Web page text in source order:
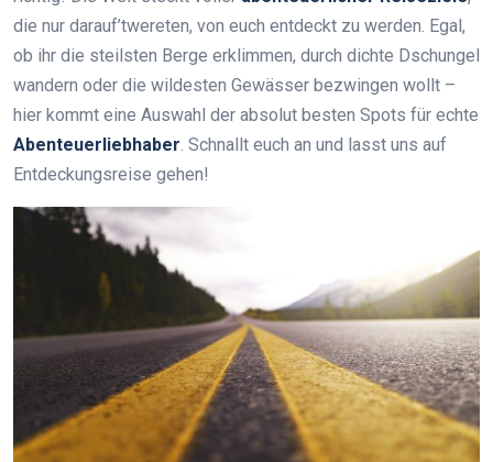
die nur darauf’twereten, von euch entdeckt zu werden. Egal,
ob ihr die steilsten Berge erklimmen, durch dichte Dschungel
wandern oder die wildesten Gewässer bezwingen wollt –
hier kommt eine Auswahl der absolut besten Spots für echte
Abenteuerliebhaber. Schnallt euch an und lasst uns auf
Entdeckungsreise gehen!